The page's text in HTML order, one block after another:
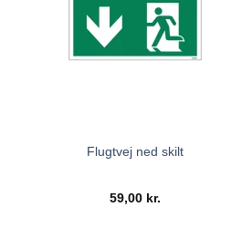
Flugtvej ned skilt
59,00 kr.